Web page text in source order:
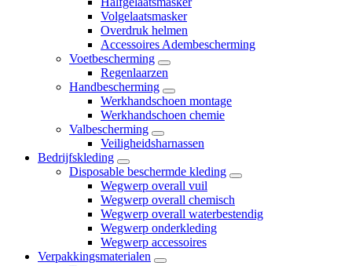
Volgelaatsmasker
Overdruk helmen
Accessoires Adembescherming
Voetbescherming
Regenlaarzen
Handbescherming
Werkhandschoen montage
Werkhandschoen chemie
Valbescherming
Veiligheidsharnassen
Bedrijfskleding
Disposable beschermde kleding
Wegwerp overall vuil
Wegwerp overall chemisch
Wegwerp overall waterbestendig
Wegwerp onderkleding
Wegwerp accessoires
Verpakkingsmaterialen